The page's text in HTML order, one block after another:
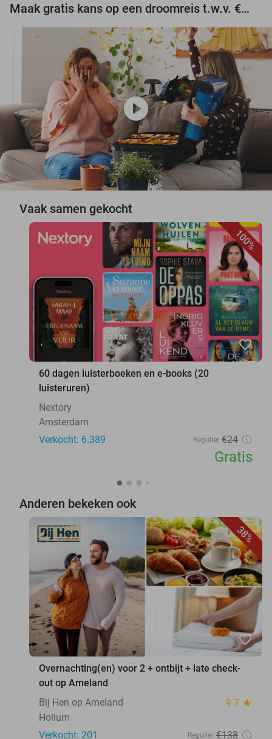
Maak gratis kans op een droomreis t.w.v. €3.000!
play_circle
Vaak samen gekocht
100%
favorite_border
60 dagen luisterboeken en e-books (20
luisteruren)
Nextory
Amsterdam
Verkocht: 6.389
Regulier €24
Gratis
Anderen bekeken ook
38%
favorite_border
Overnachting(en) voor 2 + ontbijt + late check-
out op Ameland
Bij Hen op Ameland
9.7 star
Hollum
Verkocht: 201
Regulier €138